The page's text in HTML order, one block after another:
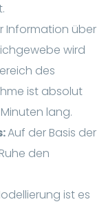
Information über
wird
des
ist absolut
lang.
Auf der Basis der
den
ist es